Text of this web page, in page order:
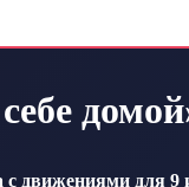
с движениями для 9